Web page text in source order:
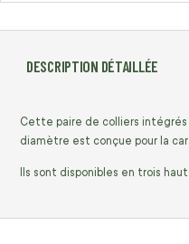
DESCRIPTION DÉTAILLÉE
Cette paire de colliers
diamètre est conçue pour la
Ils sont disponibles en trois